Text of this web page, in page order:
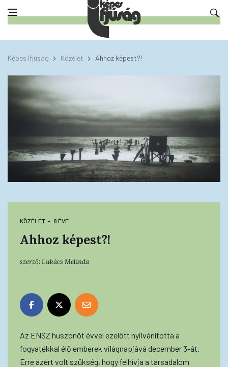
Képes Ifjúság Közélet Ahhoz képest?!
KÖZÉLET 8 ÉVE
Ahhoz képest?!
szerző:Lukács Melinda
Az ENSZ huszonöt évvel ezelőtt nyilvánította a
fogyatékkal élő emberek világnapjává december 3-át.
Erre azért volt szükség, hogy felhívja a társadalom